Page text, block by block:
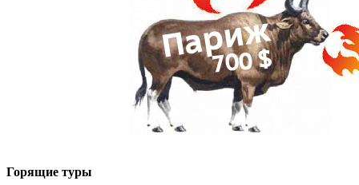
Горящие туры